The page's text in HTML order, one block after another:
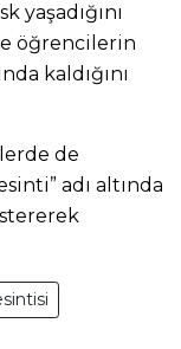
yaşadığını
öğrencilerin
kaldığını
de
adı altında